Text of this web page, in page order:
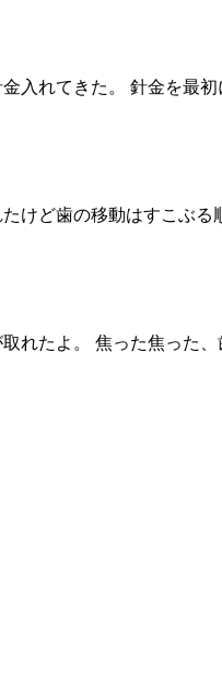
入れてきた。 針金を最
けど歯の移動はすこぶ
れたよ。 焦った焦った